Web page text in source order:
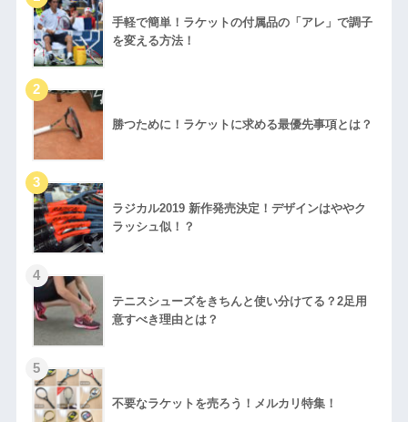
手軽で簡単！ラケットの付属品の「アレ」で調子
を変える方法！
勝つために！ラケットに求める最優先事項とは？
ラジカル2019 新作発売決定！デザインはややク
ラッシュ似！？
テニスシューズをきちんと使い分けてる？2足用
意すべき理由とは？
不要なラケットを売ろう！メルカリ特集！